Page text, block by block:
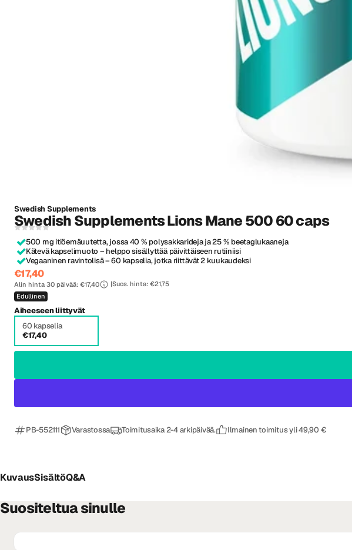
Swedish Supplements
Swedish Supplements Lions Mane 500 60 caps
500 mg itiöemäuutetta, jossa 40 % polysakkarideja ja 25 % beetaglukaaneja
Kätevä kapselimuoto – helppo sisällyttää päivittäiseen rutiiniisi
Vegaaninen ravintolisä – 60 kapselia, jotka riittävät 2 kuukaudeksi
€17,40
Alin hinta 30 päivää: €17,40
Suos. hinta: €21,75
Edullinen
Aiheeseen liittyvät
60 kapselia
€17,40
PB-552111
Varastossa Toimitusaika 2-4 arkipäivää. Ilmainen toimitus yli 49,90 €
KuvausSisältöQ&A
Suositeltua sinulle